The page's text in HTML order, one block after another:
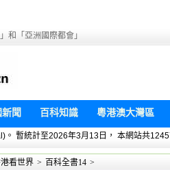
和「亞洲國際都會」
聞 百科知識 粵港澳大灣區
。 暫統計至2026年3月13日， 本網站共
看世界 > 百科全書14 >